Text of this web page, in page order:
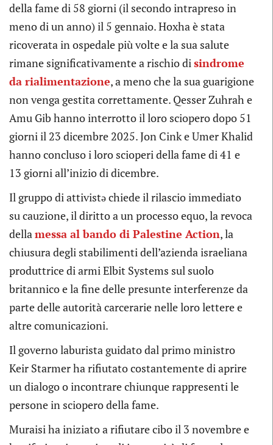
della fame di 58 giorni (il secondo intrapreso in
meno di un anno) il 5 gennaio. Hoxha è stata
ricoverata in ospedale più volte e la sua salute
rimane significativamente a rischio disindrome
da rialimentazione, a meno che la sua guarigione
non venga gestita correttamente. Qesser Zuhrah e
Amu Gib hanno interrotto il loro sciopero dopo 51
giorni il 23 dicembre 2025. Jon Cink e Umer Khalid
hanno concluso i loro scioperi della fame di 41 e
13 giorni all’inizio di dicembre.
Il gruppo di attivistə chiede il rilascio immediato
su cauzione, il diritto a un processo equo, la revoca
dellamessa al bando di Palestine Action, la
chiusura degli stabilimenti dell’azienda israeliana
produttrice di armi Elbit Systems sul suolo
britannico e la fine delle presunte interferenze da
parte delle autorità carcerarie nelle loro lettere e
altre comunicazioni.
Il governo laburista guidato dal primo ministro
Keir Starmer ha rifiutato costantemente di aprire
un dialogo o incontrare chiunque rappresenti le
persone in sciopero della fame.
Muraisi ha iniziato a rifiutare cibo il 3 novembre e